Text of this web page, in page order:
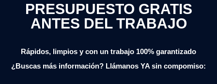
PRESUPUESTO GRATIS
ANTES DEL TRABAJO
Rápidos, limpios y con un trabajo 100% garantizado
¿Buscas más información? Llámanos YA sin compomiso: